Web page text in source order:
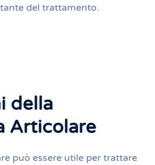
del trattamento.
della
Articolare
può essere utile per trattare